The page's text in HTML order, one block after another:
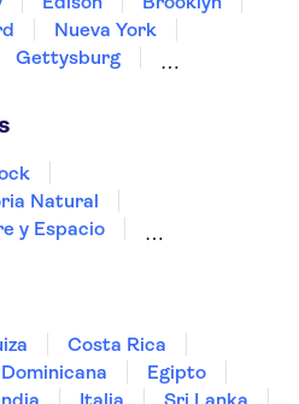
Nueva York
Gettysburg
Natural
y Espacio
Empire State Building
Line
Harlem
Costa Rica
Egipto